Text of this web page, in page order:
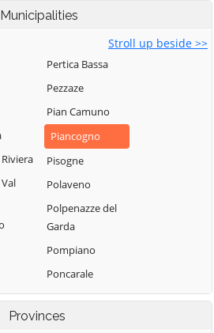
Municipalities
Stroll up beside >>
Pertica Bassa
Pezzaze
Pian Camuno
Piancogno
Pisogne
Polaveno
Polpenazze del
Garda
Pompiano
Poncarale
Ponte di Legno
Pontevico
Provinces